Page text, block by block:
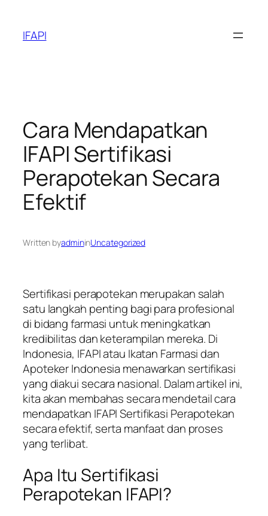
content
IFAPI
Cara Mendapatkan
IFAPI Sertifikasi
Perapotekan Secara
Efektif
Written byadmininUncategorized
Sertifikasi perapotekan merupakan salah
satu langkah penting bagi para profesional
di bidang farmasi untuk meningkatkan
kredibilitas dan keterampilan mereka. Di
Indonesia, IFAPI atau Ikatan Farmasi dan
Apoteker Indonesia menawarkan sertifikasi
yang diakui secara nasional. Dalam artikel ini,
kita akan membahas secara mendetail cara
mendapatkan IFAPI Sertifikasi Perapotekan
secara efektif, serta manfaat dan proses
yang terlibat.
Apa Itu Sertifikasi
Perapotekan IFAPI?